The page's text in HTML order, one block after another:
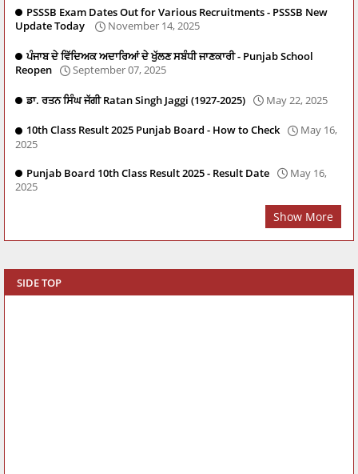
PSSSB Exam Dates Out for Various Recruitments - PSSSB New
Update Today
November 14, 2025
ਪੰਜਾਬ ਦੇ ਵਿੱਦਿਅਕ ਅਦਾਰਿਆਂ ਦੇ ਖੁੱਲਣ ਸਬੰਧੀ ਜਾਣਕਾਰੀ - Punjab School
Reopen
September 07, 2025
ਡਾ. ਰਤਨ ਸਿੰਘ ਜੱਗੀ Ratan Singh Jaggi (1927-2025) May 22, 2025
10th Class Result 2025 Punjab Board - How to Check
May 16,
2025
Punjab Board 10th Class Result 2025 - Result Date
May 16,
2025
Show More
SIDE TOP